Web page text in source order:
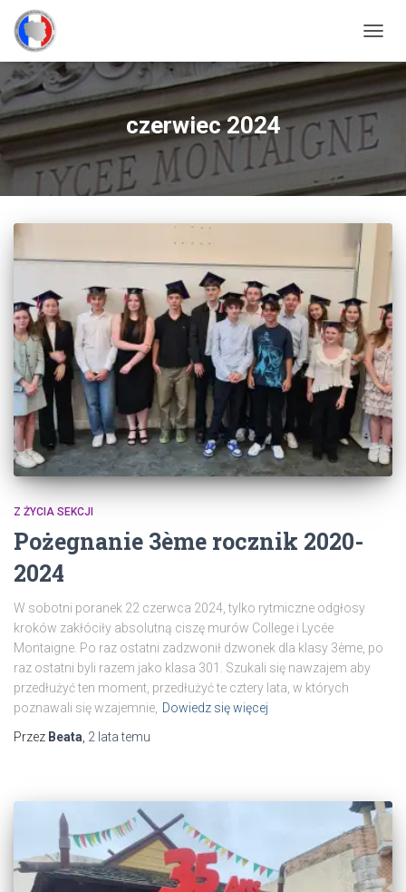
czerwiec 2024
Z ŻYCIA SEKCJI
Pożegnanie 3ème rocznik 2020-
2024
W sobotni poranek 22 czerwca 2024, tylko rytmiczne odgłosy
kroków zakłóciły absolutną ciszę murów College i Lycée
Montaigne. Po raz ostatni zadzwonił dzwonek dla klasy 3ème, po
raz ostatni byli razem jako klasa 301. Szukali się nawzajem aby
przedłużyć ten moment, przedłużyć te cztery lata, w których
poznawali się wzajemnie, Dowiedz się więcej
Przez Beata 2 latatemu